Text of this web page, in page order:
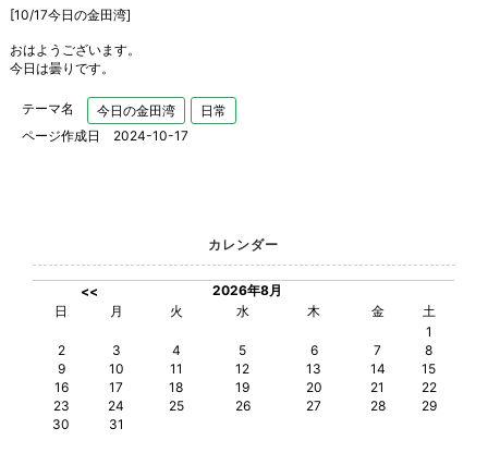
[10/17今日の金田湾]
おはようございます。
今日は曇りです。
テーマ名 今日の金田湾
日常
ページ作成日 2024-10-17
カレンダー
<<
2026年8月
日
月 火 水 木 金
土
1
2
3 4 5 6 7
8
9
10 11 12 13 14
15
16
17 18 19 20 21
22
23
24 25 26 27 28
29
30
31